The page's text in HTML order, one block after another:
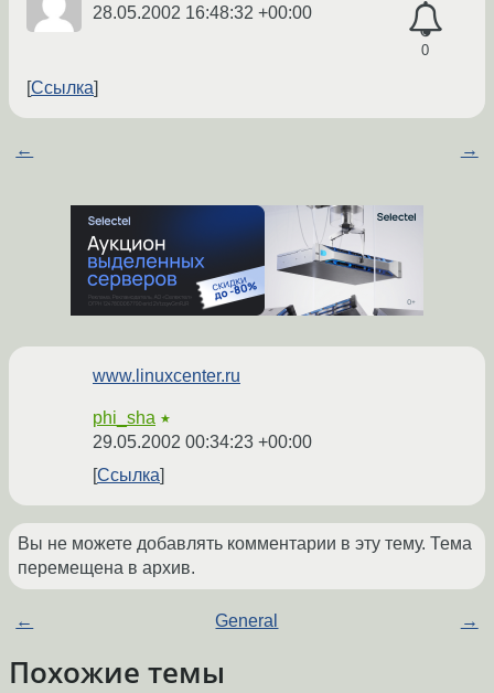
0
28.05.2002 16:48:32 +00:00
Ссылка
← →
www.linuxcenter.ru
phi_sha ★
29.05.2002 00:34:23 +00:00
Ссылка
Вы не можете добавлять комментарии в эту тему. Тема
перемещена в архив.
← General →
Похожие темы